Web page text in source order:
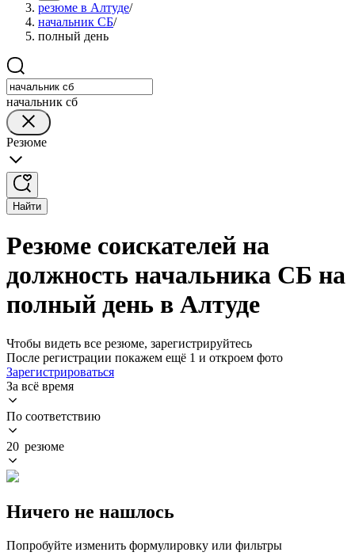
резюме в Алтуде/
начальник СБ/
полный день
начальник сб
Резюме
Найти
Резюме соискателей на
должность начальника СБ на
полный день в Алтуде
Чтобы видеть все резюме, зарегистрируйтесь
После регистрации покажем ещё 1 и откроем фото
Зарегистрироваться
За всё время
По соответствию
20 резюме
Ничего не нашлось
Попробуйте изменить формулировку или фильтры